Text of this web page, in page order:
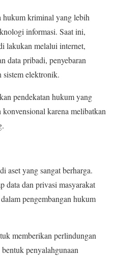
hukum kriminal yang lebih
informasi. Saat ini,
lakukan melalui internet,
data pribadi, penyebaran
sistem elektronik.
pendekatan hukum yang
karena melibatkan
aset yang sangat berharga.
data dan privasi masyarakat
pengembangan hukum
memberikan perlindungan
penyalahgunaan